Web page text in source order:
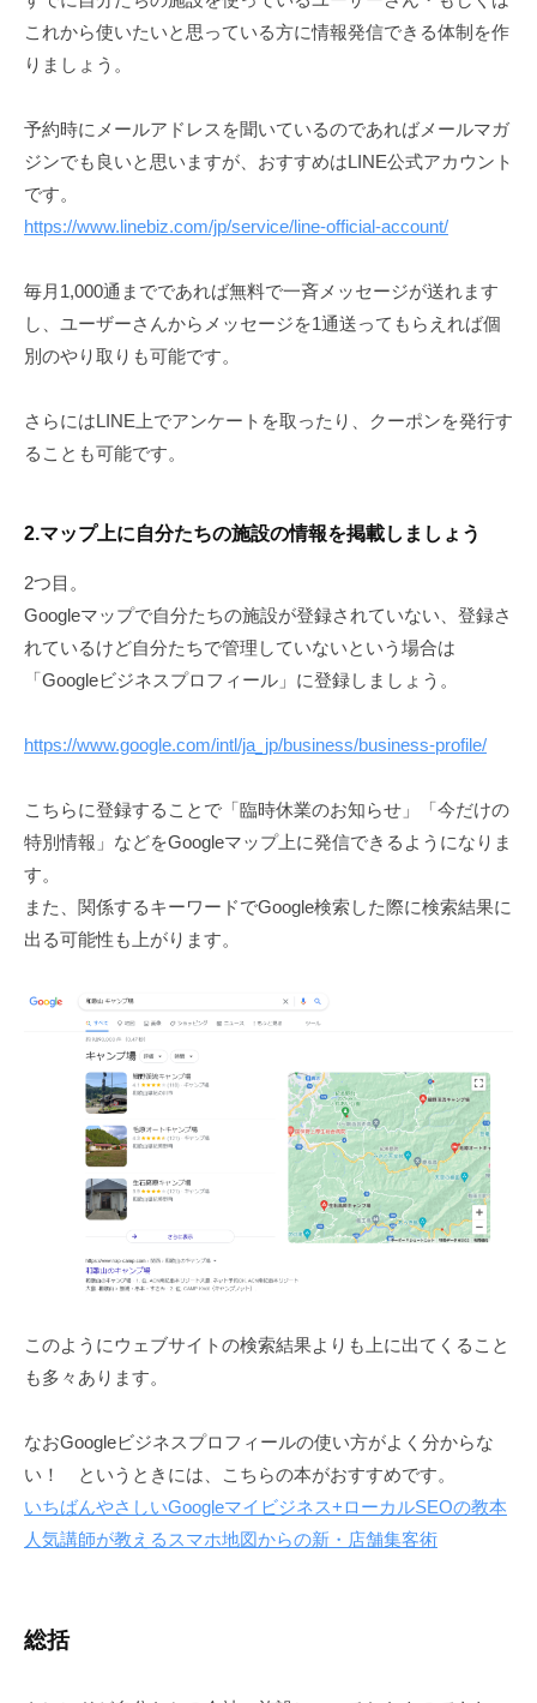
これから使いたいと思っている方に情報発信できる体制を作
りましょう。
予約時にメールアドレスを聞いているのであればメールマガ
ジンでも良いと思いますが、おすすめはLINE公式アカウント
です。
https://www.linebiz.com/jp/service/line-official-account/
毎月1,000通までであれば無料で一斉メッセージが送れます
し、ユーザーさんからメッセージを1通送ってもらえれば個
別のやり取りも可能です。
さらにはLINE上でアンケートを取ったり、クーポンを発行す
ることも可能です。
2.マップ上に自分たちの施設の情報を掲載しましょう
2つ目。
Googleマップで自分たちの施設が登録されていない、登録さ
れているけど自分たちで管理していないという場合は
「Googleビジネスプロフィール」に登録しましょう。
https://www.google.com/intl/ja_jp/business/business-profile/
こちらに登録することで「臨時休業のお知らせ」「今だけの
特別情報」などをGoogleマップ上に発信できるようになりま
す。
また、関係するキーワードでGoogle検索した際に検索結果に
出る可能性も上がります。
このようにウェブサイトの検索結果よりも上に出てくること
も多々あります。
なおGoogleビジネスプロフィールの使い方がよく分からな
い！ というときには、こちらの本がおすすめです。
いちばんやさしいGoogleマイビジネス+ローカルSEOの教本
人気講師が教えるスマホ地図からの新・店舗集客術
総括